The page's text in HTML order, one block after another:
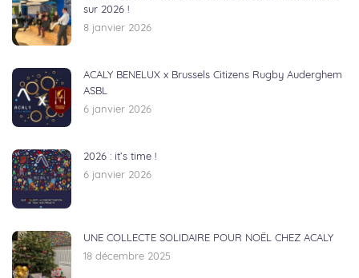
sur 2026 !
8 janvier 2026
ACALY BENELUX x Brussels Citizens Rugby Auderghem
ASBL
6 janvier 2026
2026 : it’s time !
6 janvier 2026
UNE COLLECTE SOLIDAIRE POUR NOËL CHEZ ACALY
18 décembre 2025